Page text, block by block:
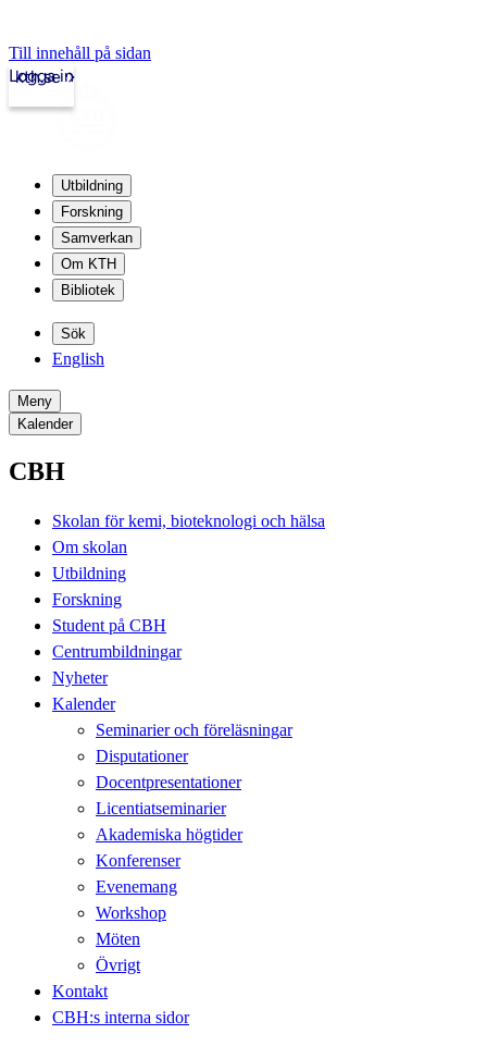
Till innehåll på sidan
kth.se
Logga in
Utbildning
Forskning
Samverkan
Om KTH
Bibliotek
Sök
English
Meny
Kalender
CBH
Skolan för kemi, bioteknologi och hälsa
Om skolan
Utbildning
Forskning
Student på CBH
Centrumbildningar
Nyheter
Kalender
Seminarier och föreläsningar
Disputationer
Docentpresentationer
Licentiatseminarier
Akademiska högtider
Konferenser
Evenemang
Workshop
Möten
Övrigt
Kontakt
CBH:s interna sidor